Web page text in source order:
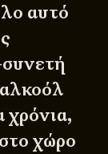
αυτό
χρόνια,
χώρο